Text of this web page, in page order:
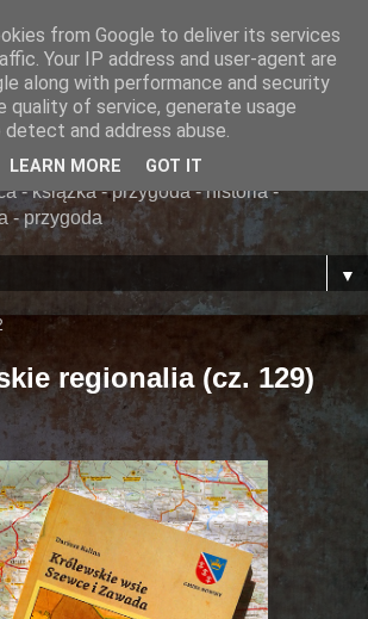
........
- historia - tajemnica - książka - przygoda
- książka - przygoda - historia -
- przygoda
▼
regionalia (cz. 129)
from Google to deliver its services
Your IP address and user-agent are
along with performance and security
quality of service, generate usage
and address abuse.
LEARN MORE GOT IT